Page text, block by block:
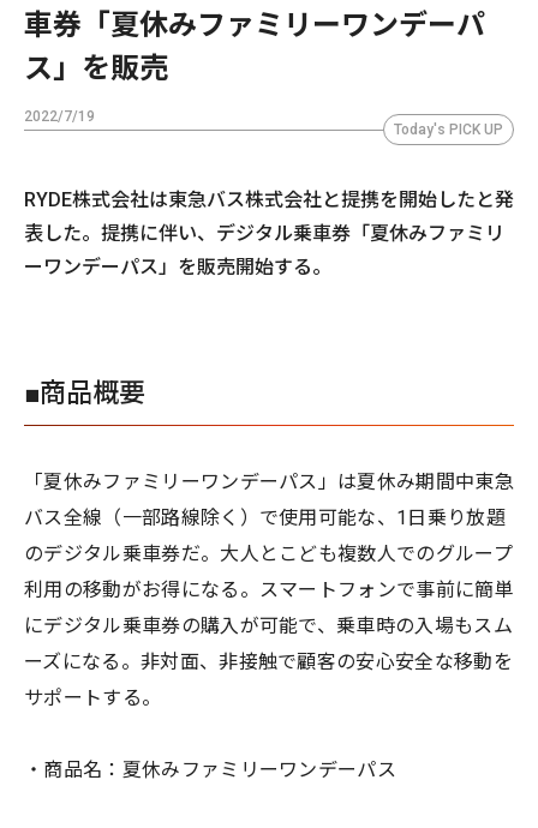
車券「夏休みファミリーワンデーパ
ス」を販売
2022/7/19
Today's PICK UP
RYDE株式会社は東急バス株式会社と提携を開始したと発
表した。提携に伴い、デジタル乗車券「夏休みファミリ
ーワンデーパス」を販売開始する。
■商品概要
「夏休みファミリーワンデーパス」は夏休み期間中東急
バス全線（一部路線除く）で使用可能な、1日乗り放題
のデジタル乗車券だ。大人とこども複数人でのグループ
利用の移動がお得になる。スマートフォンで事前に簡単
にデジタル乗車券の購入が可能で、乗車時の入場もスム
ーズになる。非対面、非接触で顧客の安心安全な移動を
サポートする。
・商品名：夏休みファミリーワンデーパス